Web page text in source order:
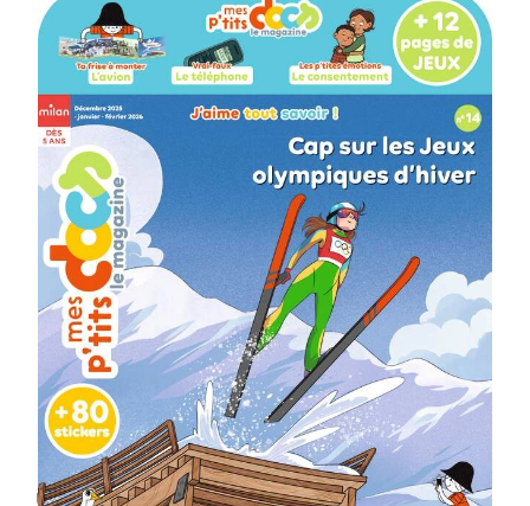
À quoi ressemble un
abonnement à un
magazine Wakou ?
Une aventure dans la
nature
Une histoire d'animal en